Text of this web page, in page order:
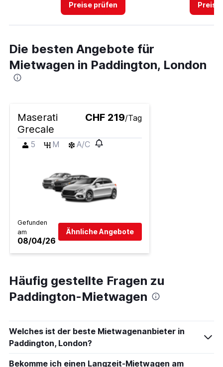
Preise prüfen Preise
Die besten Angebote für
Mietwagen in Paddington, London
Maserati
Grecale
CHF 219/Tag
5 M A/C
Gefunden
am
08/04/26
Ähnliche Angebote
Häufig gestellte Fragen zu
Paddington-Mietwagen
Welches ist der beste Mietwagenanbieter in
Paddington, London?
Bekomme ich einen Langzeit-Mietwagen am